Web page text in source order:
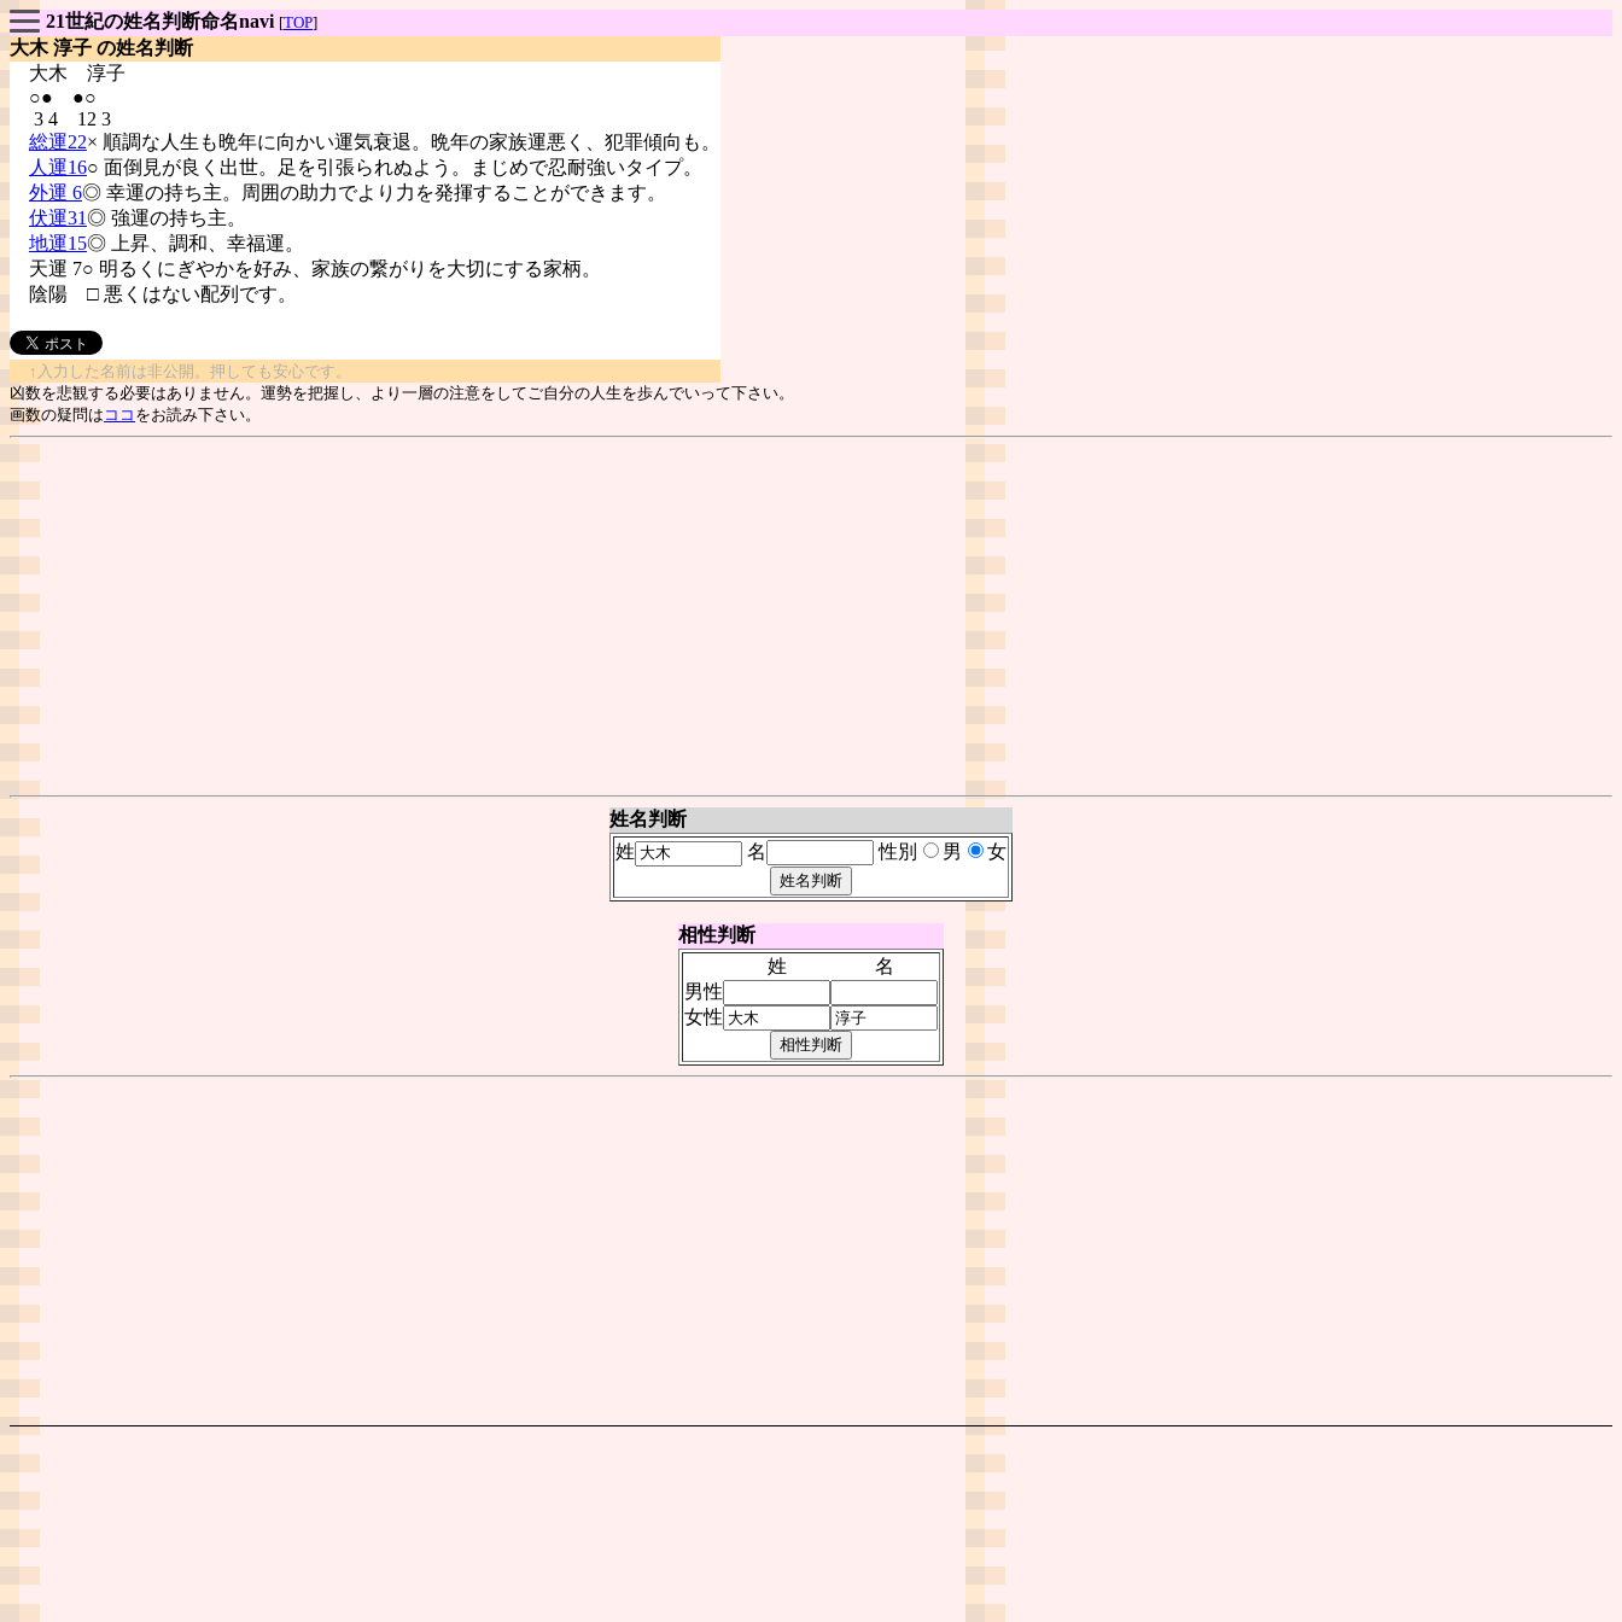
21世紀の姓名判断命名navi [TOP]
大木 淳子 の姓名判断
大木 淳子
○● ●○
3 4 12 3
総運22× 順調な人生も晩年に向かい運気衰退。晩年の家族運悪く、犯罪傾向も。
人運16○ 面倒見が良く出世。足を引張られぬよう。まじめで忍耐強いタイプ。
外運 6◎ 幸運の持ち主。周囲の助力でより力を発揮することができます。
伏運31◎ 強運の持ち主。
地運15◎ 上昇、調和、幸福運。
天運 7○ 明るくにぎやかを好み、家族の繋がりを大切にする家柄。
陰陽 □ 悪くはない配列です。
↑入力した名前は非公開。押しても安心です。
凶数を悲観する必要はありません。運勢を把握し、より一層の注意をしてご自分の人生を歩んでいって下さい。
画数の疑問は ココ をお読み下さい。
姓名判断
姓
名 性別 男 女
相性判断
姓
名
男性
女性